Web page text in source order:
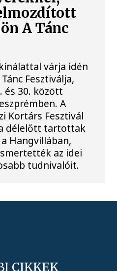
A Tánc
várja idén
Fesztiválja,
és 30. között
A
Kortárs Fesztivál
délelőtt tartottak
Hangvillában,
az idei
tudnivalóit.
CIKKEK